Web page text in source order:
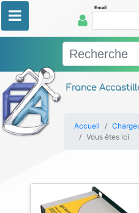
France
Email
Accueil
Vous êtes ici